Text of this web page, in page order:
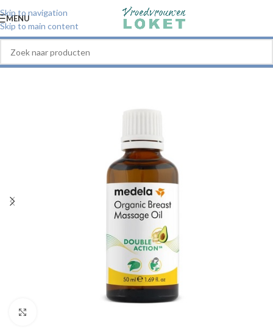
Skip to navigation
Skip to main content
MENU